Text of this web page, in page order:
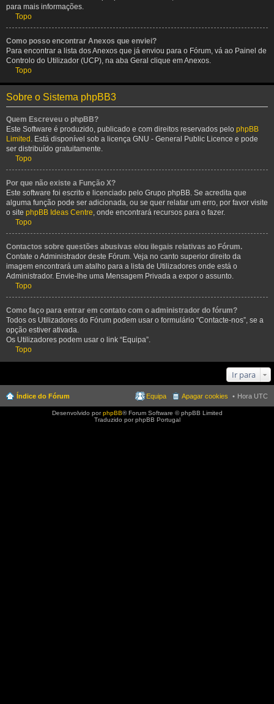
para mais informações.
Topo
Como posso encontrar Anexos que enviei?
Para encontrar a lista dos Anexos que já enviou para o Fórum, vá ao Painel de
Controlo do Utilizador (UCP), na aba Geral clique em Anexos.
Topo
Sobre o Sistema phpBB3
Quem Escreveu o phpBB?
Este Software é produzido, publicado e com direitos reservados pelo phpBB
Limited . Está disponível sob a licença GNU - General Public Licence e pode
ser distribuído gratuitamente.
Topo
Por que não existe a Função X?
Este software foi escrito e licenciado pelo Grupo phpBB. Se acredita que
alguma função pode ser adicionada, ou se quer relatar um erro, por favor visite
o site phpBB Ideas Centre, onde encontrará recursos para o fazer.
Topo
Contactos sobre questões abusivas e/ou ilegais relativas ao Fórum.
Contate o Administrador deste Fórum. Veja no canto superior direito da
imagem encontrará um atalho para a lista de Utilizadores onde está o
Administrador. Envie-lhe uma Mensagem Privada a expor o assunto.
Topo
Como faço para entrar em contato com o administrador do fórum?
Todos os Utilizadores do Fórum podem usar o formulário “Contacte-nos”, se a
opção estiver ativada.
Os Utilizadores podem usar o link “Equipa”.
Topo
Ir para
Índice do Fórum Hora UTC
Apagar cookies
Equipa
Desenvolvido porphpBB® Forum Software © phpBB Limited
Traduzido por phpBB Portugal